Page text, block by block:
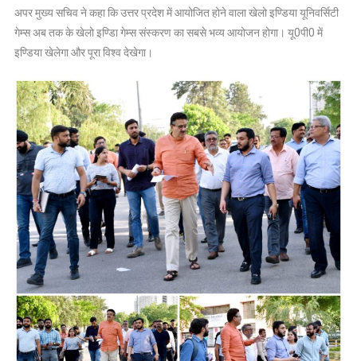
अपर मुख्य सचिव ने कहा कि उत्तर प्रदेश में आयोजित होने वाला खेलो इण्डिया यूनिवर्सिटी
गेम्स अब तक के खेलो इण्डिा गेम्स संस्करण का सबसे भव्य आयोजन होगा। यू0पी0 में
इण्डिया खेलेगा और पूरा विश्व देखेगा।